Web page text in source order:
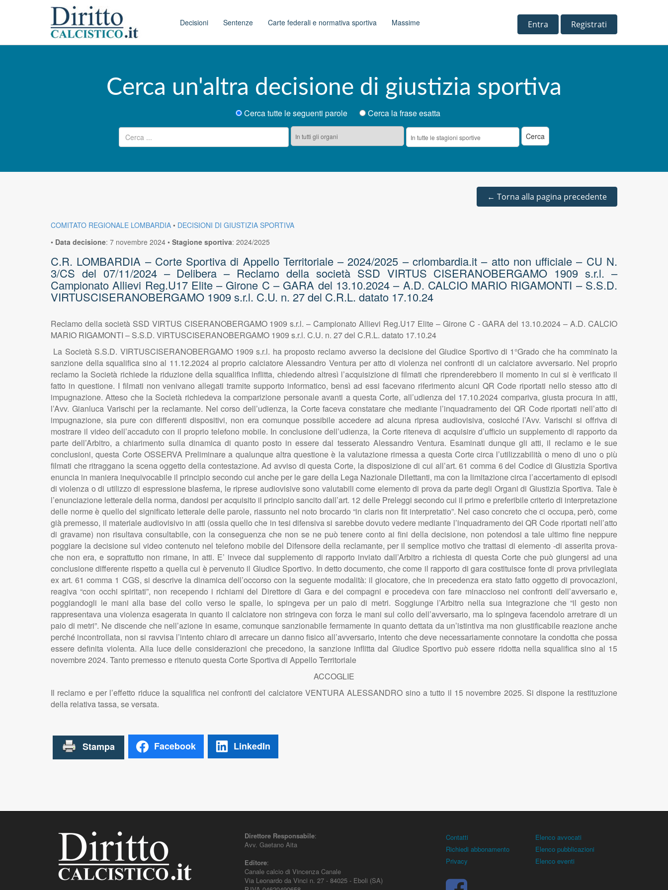
Main menu Decisioni Sentenze Carte federali e normativa sportiva Massime Entra Registrati
Cerca un'altra decisione di giustizia sportiva
Cerca tutte le seguenti parole
Cerca la frase esatta
Ricerca per:
← Torna alla pagina precedente
COMITATO REGIONALE LOMBARDIA • DECISIONI DI GIUSTIZIA SPORTIVA
• Data decisione: 7 novembre 2024 • Stagione sportiva: 2024/2025
C.R. LOMBARDIA – Corte Sportiva di Appello Territoriale – 2024/2025 – crlombardia.it – atto non ufficiale – CU N.
3/CS del 07/11/2024 – Delibera – Reclamo della società SSD VIRTUS CISERANOBERGAMO 1909 s.r.l. –
Campionato Allievi Reg.U17 Elite – Girone C – GARA del 13.10.2024 – A.D. CALCIO MARIO RIGAMONTI – S.S.D.
VIRTUSCISERANOBERGAMO 1909 s.r.l. C.U. n. 27 del C.R.L. datato 17.10.24
Reclamo della società SSD VIRTUS CISERANOBERGAMO 1909 s.r.l. – Campionato Allievi Reg.U17 Elite – Girone C - GARA del 13.10.2024 – A.D. CALCIO
MARIO RIGAMONTI – S.S.D. VIRTUSCISERANOBERGAMO 1909 s.r.l. C.U. n. 27 del C.R.L. datato 17.10.24
La Società S.S.D. VIRTUSCISERANOBERGAMO 1909 s.r.l. ha proposto reclamo avverso la decisione del Giudice Sportivo di 1°Grado che ha comminato la
sanzione della squalifica sino al 11.12.2024 al proprio calciatore Alessandro Ventura per atto di violenza nei confronti di un calciatore avversario. Nel proprio
reclamo la Società richiede la riduzione della squalifica inflitta, chiedendo altresì l’acquisizione di filmati che riprenderebbero il momento in cui si è verificato il
fatto in questione. I filmati non venivano allegati tramite supporto informatico, bensì ad essi facevano riferimento alcuni QR Code riportati nello stesso atto di
impugnazione. Atteso che la Società richiedeva la comparizione personale avanti a questa Corte, all’udienza del 17.10.2024 compariva, giusta procura in atti,
l’Avv. Gianluca Varischi per la reclamante. Nel corso dell’udienza, la Corte faceva constatare che mediante l’inquadramento dei QR Code riportati nell’atto di
impugnazione, sia pure con differenti dispositivi, non era comunque possibile accedere ad alcuna ripresa audiovisiva, cosicché l’Avv. Varischi si offriva di
mostrare il video dell’accaduto con il proprio telefono mobile. In conclusione dell’udienza, la Corte riteneva di acquisire d’ufficio un supplemento di rapporto da
parte dell’Arbitro, a chiarimento sulla dinamica di quanto posto in essere dal tesserato Alessandro Ventura. Esaminati dunque gli atti, il reclamo e le sue
conclusioni, questa Corte OSSERVA Preliminare a qualunque altra questione è la valutazione rimessa a questa Corte circa l’utilizzabilità o meno di uno o più
filmati che ritraggano la scena oggetto della contestazione. Ad avviso di questa Corte, la disposizione di cui all’art. 61 comma 6 del Codice di Giustizia Sportiva
enuncia in maniera inequivocabile il principio secondo cui anche per le gare della Lega Nazionale Dilettanti, ma con la limitazione circa l’accertamento di episodi
di violenza o di utilizzo di espressione blasfema, le riprese audiovisive sono valutabili come elemento di prova da parte degli Organi di Giustizia Sportiva. Tale è
l’enunciazione letterale della norma, dandosi per acquisito il principio sancito dall’art. 12 delle Preleggi secondo cui il primo e preferibile criterio di interpretazione
delle norme è quello del significato letterale delle parole, riassunto nel noto brocardo “in claris non fit interpretatio”. Nel caso concreto che ci occupa, però, come
già premesso, il materiale audiovisivo in atti (ossia quello che in tesi difensiva si sarebbe dovuto vedere mediante l’inquadramento dei QR Code riportati nell’atto
di gravame) non risultava consultabile, con la conseguenza che non se ne può tenere conto ai fini della decisione, non potendosi a tale ultimo fine neppure
poggiare la decisione sul video contenuto nel telefono mobile del Difensore della reclamante, per il semplice motivo che trattasi di elemento -di asserita prova-
che non era, e soprattutto non rimane, in atti. E’ invece dal supplemento di rapporto inviato dall’Arbitro a richiesta di questa Corte che può giungersi ad una
conclusione differente rispetto a quella cui è pervenuto il Giudice Sportivo. In detto documento, che come il rapporto di gara costituisce fonte di prova privilegiata
ex art. 61 comma 1 CGS, si descrive la dinamica dell’occorso con la seguente modalità: il giocatore, che in precedenza era stato fatto oggetto di provocazioni,
reagiva “con occhi spiritati”, non recependo i richiami del Direttore di Gara e dei compagni e procedeva con fare minaccioso nei confronti dell’avversario e,
poggiandogli le mani alla base del collo verso le spalle, lo spingeva per un paio di metri. Soggiunge l’Arbitro nella sua integrazione che “il gesto non
rappresentava una violenza esagerata in quanto il calciatore non stringeva con forza le mani sul collo dell’avversario, ma lo spingeva facendolo arretrare di un
paio di metri”. Ne discende che nell’azione in esame, comunque sanzionabile fermamente in quanto dettata da un’istintiva ma non giustificabile reazione anche
perché incontrollata, non si ravvisa l’intento chiaro di arrecare un danno fisico all’avversario, intento che deve necessariamente connotare la condotta che possa
essere definita violenta. Alla luce delle considerazioni che precedono, la sanzione inflitta dal Giudice Sportivo può essere ridotta nella squalifica sino al 15
novembre 2024. Tanto premesso e ritenuto questa Corte Sportiva di Appello Territoriale
ACCOGLIE
Il reclamo e per l’effetto riduce la squalifica nei confronti del calciatore VENTURA ALESSANDRO sino a tutto il 15 novembre 2025. Si dispone la restituzione
della relativa tassa, se versata.
Facebook LinkedIn
Direttore Responsabile:
Avv. Gaetano Aita
Editore:
Canale calcio di Vincenza Canale
Via Leonardo da Vinci n. 27 - 84025 - Eboli (SA)
Contatti
Richiedi abbonamento
Privacy
Elenco avvocati
Elenco pubblicazioni
Elenco eventi